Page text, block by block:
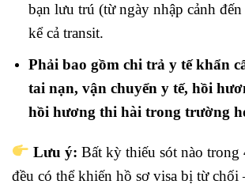
bạn lưu trú (từ ngày nhập cảnh
kể cả transit.
Phải bao gồm chi trả y tế khẩn
tai nạn, vận chuyển y tế, hồi
hồi hương thi hài trong trường
Lưu ý: Bất kỳ thiếu sót nào trong
đều có thể khiến hồ sơ visa bị từ